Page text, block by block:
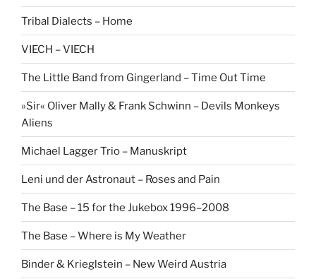
Tribal Dialects – Home
VIECH – VIECH
The Little Band from Gingerland – Time Out Time
»Sir« Oliver Mally & Frank Schwinn – Devils Monkeys
Aliens
Michael Lagger Trio – Manuskript
Leni und der Astronaut – Roses and Pain
The Base – 15 for the Jukebox 1996–2008
The Base – Where is My Weather
Binder & Krieglstein – New Weird Austria